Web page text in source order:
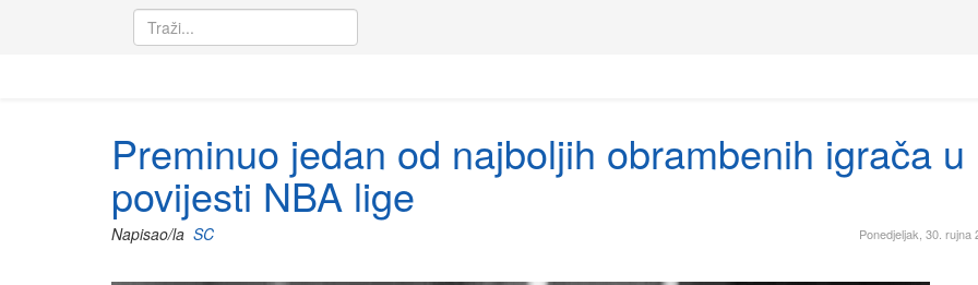
Preminuo jedan od najboljih obrambenih igrača u
povijesti NBA lige
Ponedjeljak, 30. rujna
Napisao/la SC